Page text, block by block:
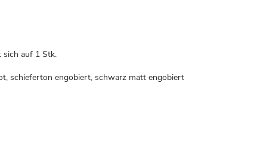
sich auf 1 Stk.
schieferton engobiert, schwarz matt engobiert